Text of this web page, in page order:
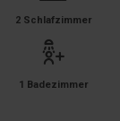
2 Schlafzimmer
1 Badezimmer